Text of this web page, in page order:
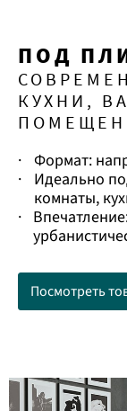
ПОД
КУХНИ,
· Формат:
· Идеально
комнаты,
·
Посмотреть